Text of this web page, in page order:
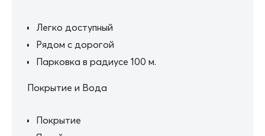
Легко доступный
Рядом с дорогой
Парковка в радиусе 100 м.
Покрытие и Вода
Покрытие